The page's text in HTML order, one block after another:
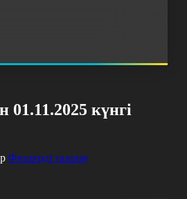
күнгі
Фильтрді тазалау